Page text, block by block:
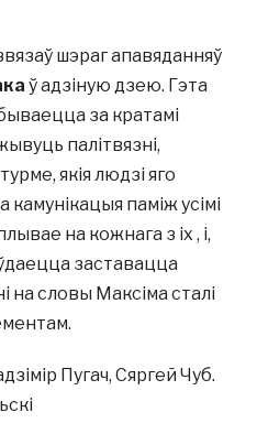
шэраг апавяданняў
ў адзіную дзею. Гэта
за кратамі
палітвязні,
якія людзі яго
паміж усімі
на кожнага з іх , і,
заставацца
на словы Максіма сталі
Пугач, Сяргей Чуб.